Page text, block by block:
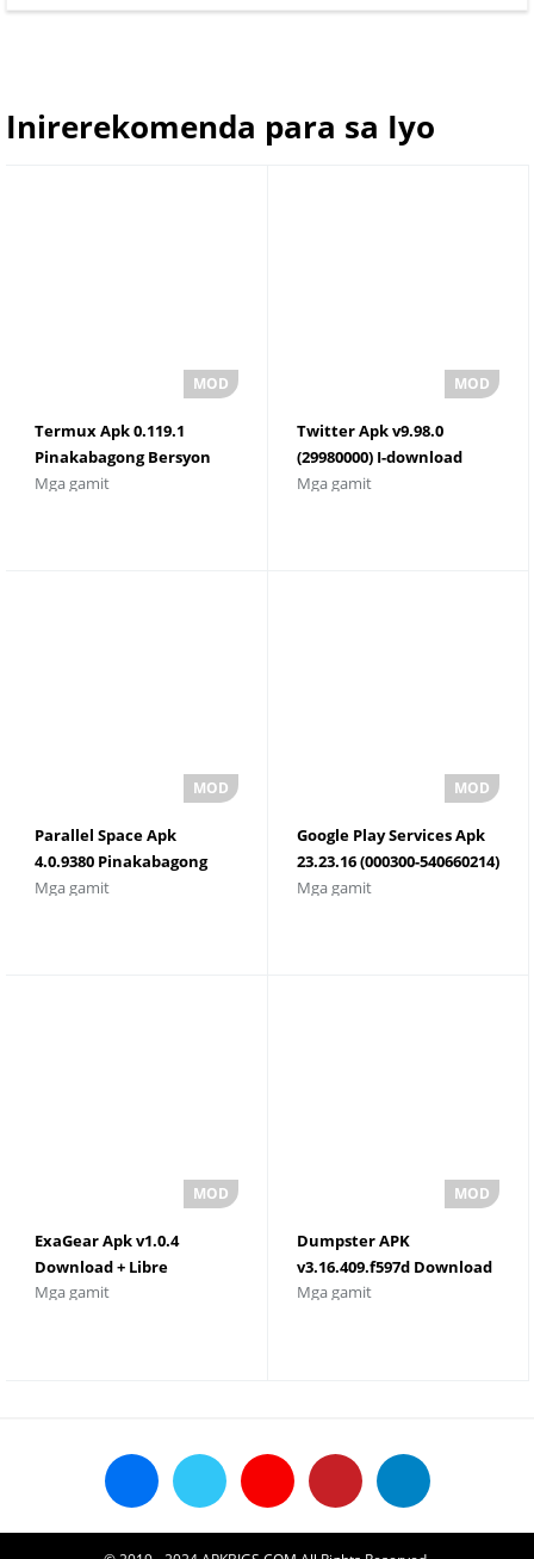
Inirerekomenda para sa Iyo
Termux Apk 0.119.1
Pinakabagong Bersyon
Download
Mga gamit
Twitter Apk v9.98.0
(29980000) I-download
Para sa Android
Mga gamit
Parallel Space Apk
4.0.9380 Pinakabagong
Bersyon
Mga gamit
Google Play Services Apk
23.23.16 (000300-540660214)
(232316000) I-download
Mga gamit
ExaGear Apk v1.0.4
Download + Libre
Mga gamit
Dumpster APK
v3.16.409.f597d Download
Mga gamit